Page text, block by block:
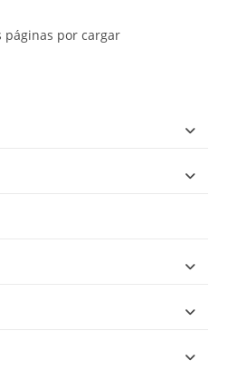
páginas por cargar